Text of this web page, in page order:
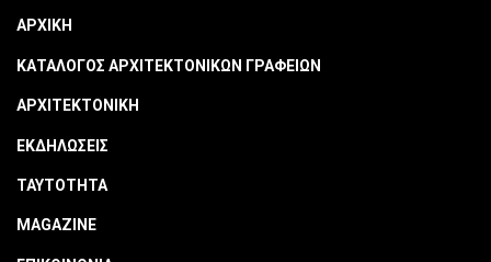
ΑΡΧΙΚΗ
ΚΑΤΑΛΟΓΟΣ ΑΡΧΙΤΕΚΤΟΝΙΚΩΝ ΓΡΑΦΕΙΩΝ
ΑΡΧΙΤΕΚΤΟΝΙΚΗ
ΕΚΔΗΛΩΣΕΙΣ
ΤΑΥΤΟΤΗΤΑ
MAGAZINE